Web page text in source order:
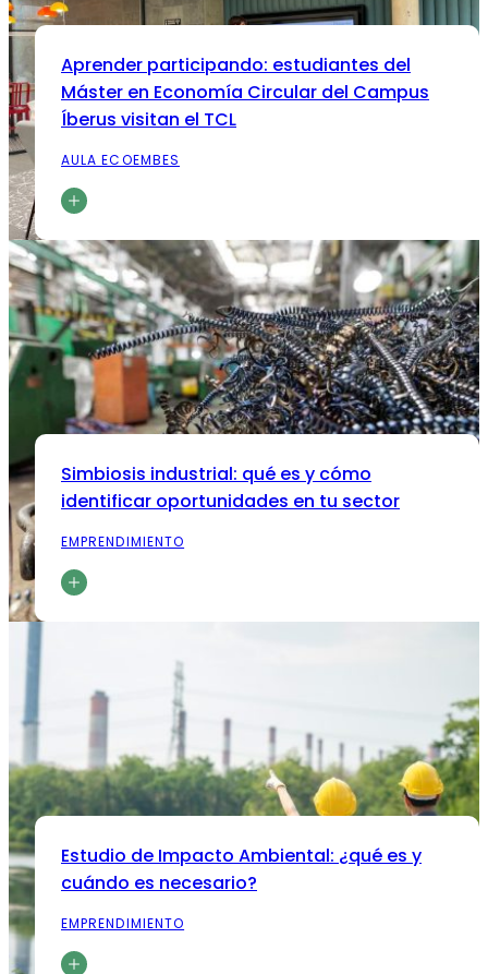
Aprender participando: estudiantes del
Máster en Economía Circular del Campus
Íberus visitan el TCL
AULA ECOEMBES
Simbiosis industrial: qué es y cómo
identificar oportunidades en tu sector
EMPRENDIMIENTO
Estudio de Impacto Ambiental: ¿qué es y
cuándo es necesario?
EMPRENDIMIENTO